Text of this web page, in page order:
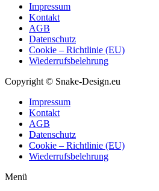
Impressum
Kontakt
AGB
Datenschutz
Cookie – Richtlinie (EU)
Wiederrufsbelehrung
Copyright © Snake-Design.eu
Impressum
Kontakt
AGB
Datenschutz
Cookie – Richtlinie (EU)
Wiederrufsbelehrung
Menü